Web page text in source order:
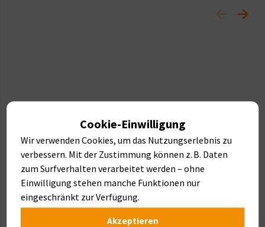
Cookie-Einwilligung
Wir verwenden Cookies, um das Nutzungserlebnis zu
verbessern. Mit der Zustimmung können z. B. Daten
zum Surfverhalten verarbeitet werden – ohne
Einwilligung stehen manche Funktionen nur
eingeschränkt zur Verfügung.
Akzeptieren